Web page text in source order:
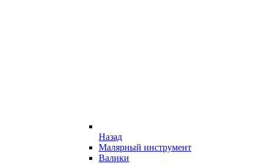
Назад
Малярный инструмент
Валики